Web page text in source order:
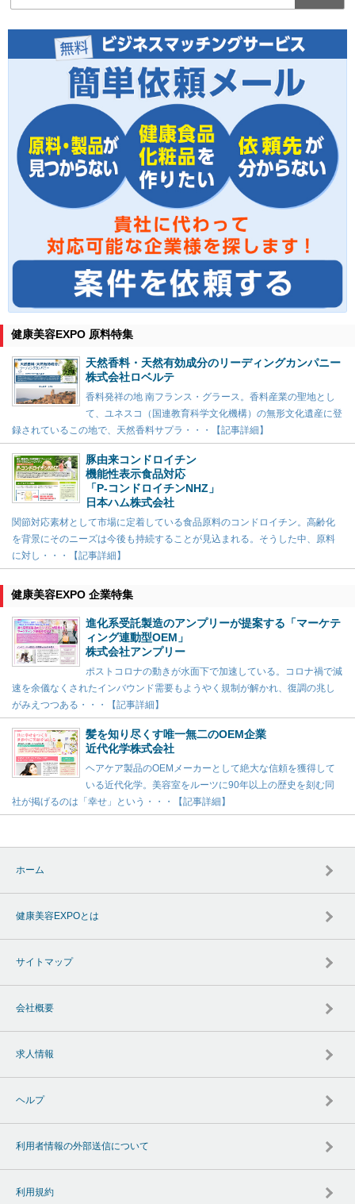
健康美容EXPO 原料特集
天然香料・天然有効成分のリーディングカンパニー
株式会社ロベルテ
香料発祥の地 南フランス・グラース。香料産業の聖地とし
て、ユネスコ（国連教育科学文化機構）の無形文化遺産に登
録されているこの地で、天然香料サプラ・・・【記事詳細】
豚由来コンドロイチン
機能性表示食品対応
「P-コンドロイチンNHZ」
日本ハム株式会社
関節対応素材として市場に定着している食品原料のコンドロイチン。高齢化
を背景にそのニーズは今後も持続することが見込まれる。そうした中、原料
に対し・・・【記事詳細】
健康美容EXPO 企業特集
進化系受託製造のアンプリーが提案する「マーケテ
ィング連動型OEM」
株式会社アンプリー
ポストコロナの動きが水面下で加速している。コロナ禍で減
速を余儀なくされたインバウンド需要もようやく規制が解かれ、復調の兆し
がみえつつある・・・【記事詳細】
髪を知り尽くす唯一無二のOEM企業
近代化学株式会社
ヘアケア製品のOEMメーカーとして絶大な信頼を獲得して
いる近代化学。美容室をルーツに90年以上の歴史を刻む同
社が掲げるのは「幸せ」という・・・【記事詳細】
ホーム
健康美容EXPOとは
サイトマップ
会社概要
求人情報
ヘルプ
利用者情報の外部送信について
利用規約